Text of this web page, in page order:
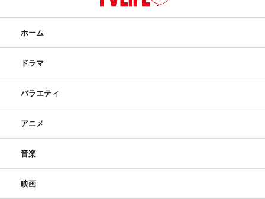
ホーム
ドラマ
バラエティ
アニメ
音楽
映画